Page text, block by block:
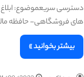
دسترسی سریعموضوع:
های فروشگاهی- حافظه مالیاتی
بیشتر بخوانید »